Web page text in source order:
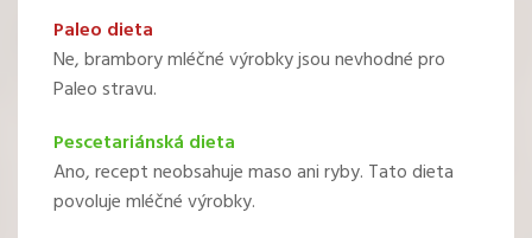
Paleo dieta
Ne, brambory mléčné výrobky jsou nevhodné pro
Paleo stravu.
Pescetariánská dieta
Ano, recept neobsahuje maso ani ryby. Tato dieta
povoluje mléčné výrobky.